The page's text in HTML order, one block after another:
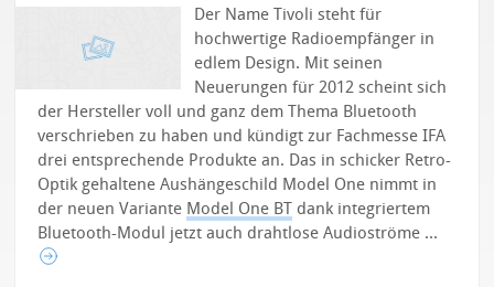
Der Name Tivoli steht für
hochwertige Radioempfänger in
edlem Design. Mit seinen
Neuerungen für 2012 scheint sich
der Hersteller voll und ganz dem Thema Bluetooth
verschrieben zu haben und kündigt zur Fachmesse IFA
drei entsprechende Produkte an. Das in schicker Retro-
Optik gehaltene Aushängeschild Model One nimmt in
der neuen Variante Model One BT dank integriertem
Bluetooth-Modul jetzt auch drahtlose Audioströme ...